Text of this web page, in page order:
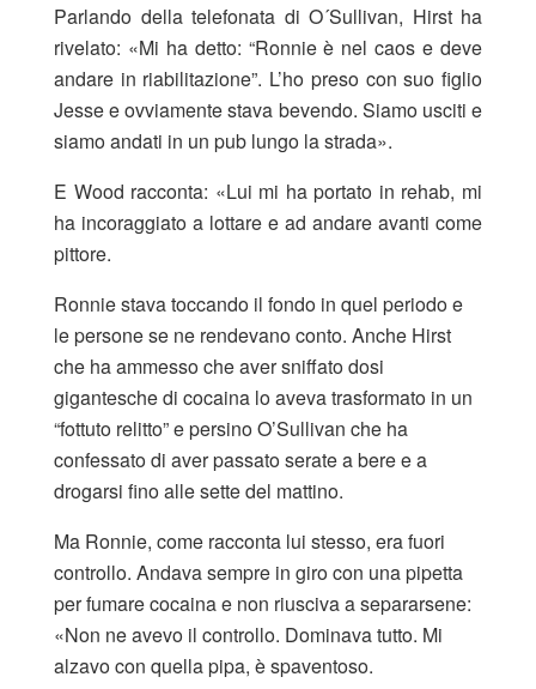
Parlando della telefonata di O´Sullivan, Hirst ha
rivelato: «Mi ha detto: “Ronnie è nel caos e deve
andare in riabilitazione”. L’ho preso con suo figlio
Jesse e ovviamente stava bevendo. Siamo usciti e
siamo andati in un pub lungo la strada».
E Wood racconta: «Lui mi ha portato in rehab, mi
ha incoraggiato a lottare e ad andare avanti come
pittore.
Ronnie stava toccando il fondo in quel periodo e
le persone se ne rendevano conto. Anche Hirst
che ha ammesso che aver sniffato dosi
gigantesche di cocaina lo aveva trasformato in un
“fottuto relitto” e persino O’Sullivan che ha
confessato di aver passato serate a bere e a
drogarsi fino alle sette del mattino.
Ma Ronnie, come racconta lui stesso, era fuori
controllo. Andava sempre in giro con una pipetta
per fumare cocaina e non riusciva a separarsene:
«Non ne avevo il controllo. Dominava tutto. Mi
alzavo con quella pipa, è spaventoso.